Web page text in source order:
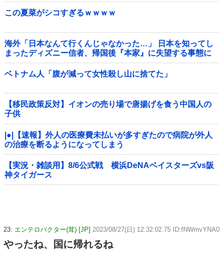
この夏菜がシコすぎるｗｗｗｗ
海外「日本なんて行くんじゃなかった…」 日本を知ってし
まったディズニー信者、帰国後『本家』に失望する事態に
ベトナム人「腹が減って女性殺し山に捨てた」
【移民政策反対】イオンの売り場で唐揚げを食う中国人の
子供
|●|【速報】外人の医療費未払いが多すぎたので病院が外人
の治療を断るようになってしまう
【実況・雑談用】8/6公式戦 横浜DeNAベイスターズvs阪
神タイガース
23: エンテロバクター(茸) [JP] 2023/08/27(日) 12:32:02.75 ID:fNWmvYNA0
やったね、国に帰れるね